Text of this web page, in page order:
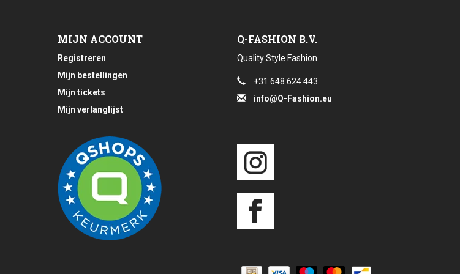
MIJN ACCOUNT
Registreren
Mijn bestellingen
Mijn tickets
Mijn verlanglijst
Q-FASHION B.V.
Quality Style Fashion
+31 648 624 443
info@Q-Fashion.eu